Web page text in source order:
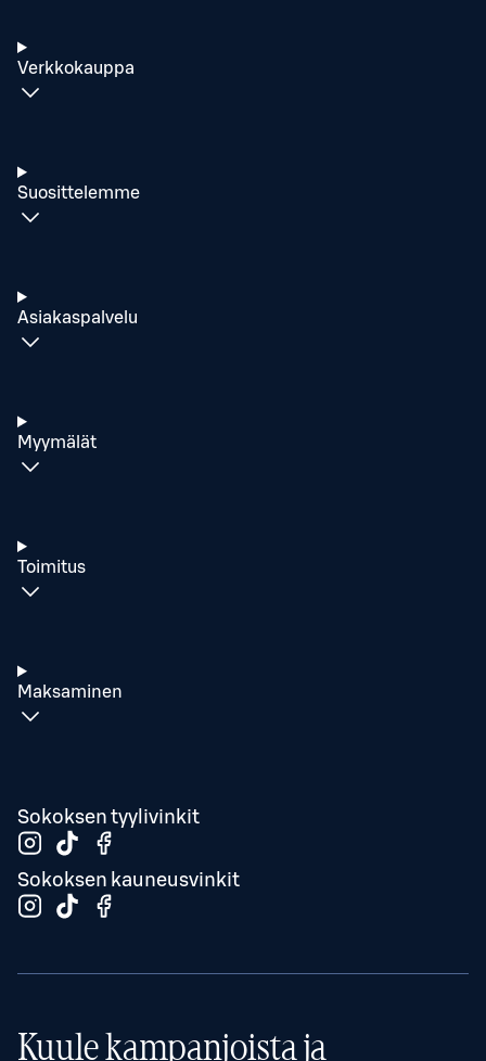
Verkkokauppa
Suosittelemme
Asiakaspalvelu
Myymälät
Toimitus
Maksaminen
Sokoksen tyylivinkit
Sokoksen kauneusvinkit
Kuule kampanjoista ja